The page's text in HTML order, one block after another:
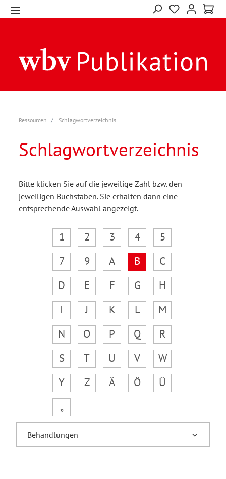
Ressourcen Schlagwortverzeichnis
Schlagwortverzeichnis
Bitte klicken Sie auf die jeweilige Zahl bzw. den
jeweiligen Buchstaben. Sie erhalten dann eine
entsprechende Auswahl angezeigt.
1 2 3 4
5
7
9 A B
C
D
E F G
H
I
J K L
M
N
O P Q
R
S
T U V
W
Y
Z Ä Ö
Ü
„